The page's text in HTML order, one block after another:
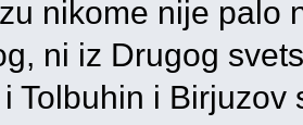
nikome nije palo
ni iz Drugog
Tolbuhin i